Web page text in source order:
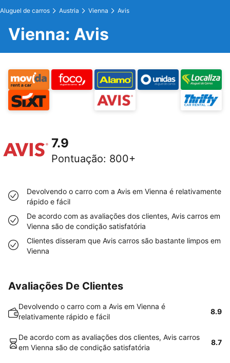
Aluguel de carros Austria Vienna Avis
Vienna: Avis
7.9
Pontuação: 800+
Devolvendo o carro com a Avis em Vienna é relativamente
rápido e fácil
De acordo com as avaliações dos clientes, Avis carros em
Vienna são de condição satisfatória
Clientes disseram que Avis carros são bastante limpos em
Vienna
Avaliações De Clientes
Devolvendo o carro com a Avis em Vienna é
relativamente rápido e fácil
8.9
De acordo com as avaliações dos clientes, Avis carros
em Vienna são de condição satisfatória
8.7